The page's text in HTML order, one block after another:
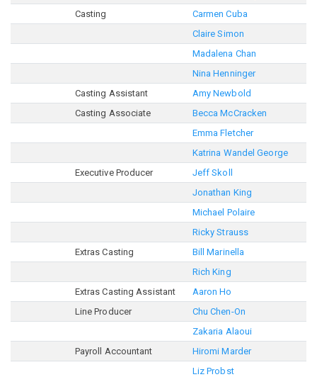
Casting
Carmen Cuba
Claire Simon
Madalena Chan
Nina Henninger
Casting Assistant
Amy Newbold
Casting Associate
Becca McCracken
Emma Fletcher
Katrina Wandel George
Executive Producer
Jeff Skoll
Jonathan King
Michael Polaire
Ricky Strauss
Extras Casting
Bill Marinella
Rich King
Extras Casting Assistant
Aaron Ho
Line Producer
Chu Chen-On
Zakaria Alaoui
Payroll Accountant
Hiromi Marder
Liz Probst